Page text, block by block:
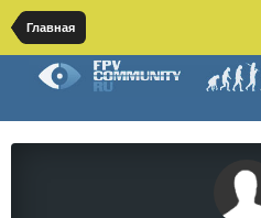
Главная